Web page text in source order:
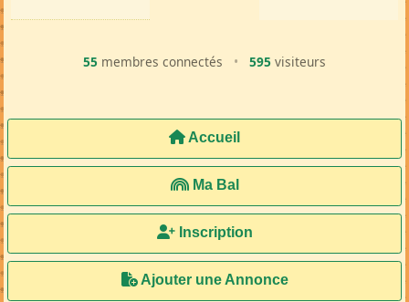
55 membres connectés • 595 visiteurs
Accueil
Ma Bal
Inscription
Ajouter une Annonce